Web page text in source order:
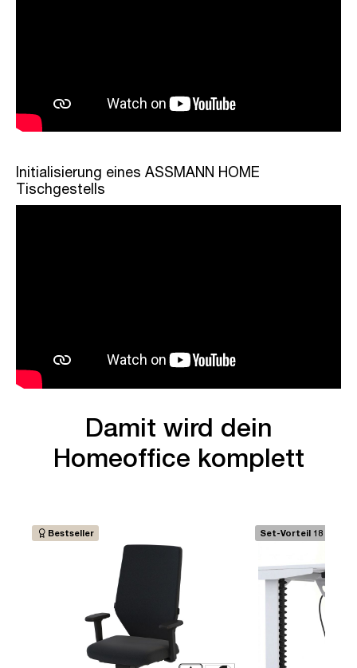
Initialisierung eines ASSMANN HOME
Tischgestells
Damit wird dein
Homeoffice komplett
Bestseller Set-Vorteil 18 €